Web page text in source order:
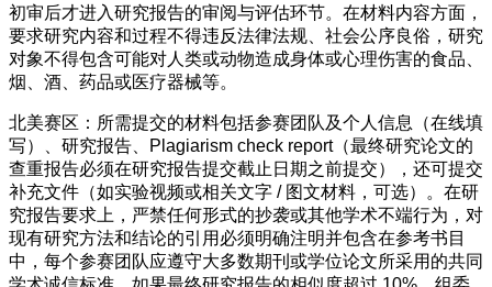
初审后才进入研究报告的审阅与评估环节。在材料内容方面，
要求研究内容和过程不得违反法律法规、社会公序良俗，研究
对象不得包含可能对人类或动物造成身体或心理伤害的食品、
烟、酒、药品或医疗器械等。
北美赛区：所需提交的材料包括参赛团队及个人信息（在线填
写）、研究报告、Plagiarism check report（最终研究论文的
查重报告必须在研究报告提交截止日期之前提交），还可提交
补充文件（如实验视频或相关文字 / 图文材料，可选）。在研
究报告要求上，严禁任何形式的抄袭或其他学术不端行为，对
现有研究方法和结论的引用必须明确注明并包含在参考书目
中，每个参赛团队应遵守大多数期刊或学位论文所采用的共同